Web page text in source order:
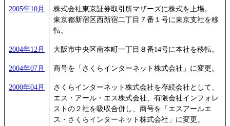
2005年10月
株式会社東京証券取引所マザーズに株式を上場。
東京都新宿区西新宿二丁目７番１号に東京支社を移
転。
2004年12月 大阪市中央区南本町一丁目８番14号に本社を移転。
2004年07月 商号を「さくらインターネット株式会社」に変更。
2000年04月
さくらインターネット株式会社を存続会社として、
エス・アール・エス株式会社、有限会社インフォレ
ストの２社を吸収合併し、商号を「エスアールエ
ス・さくらインターネット株式会社」に変更。